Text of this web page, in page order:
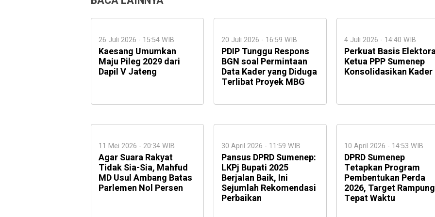
26 Juli 2026 - 15:54 WIB
Kaesang Umumkan
Maju Pileg 2029 dari
Dapil V Jateng
20 Juli 2026 - 16:59 WIB
PDIP Tunggu Respons
BGN soal Permintaan
Data Kader yang Diduga
Terlibat Proyek MBG
4 Juli 2026 - 14:40 WIB
Perkuat Basis
Ketua PPP Sumenep
Konsolidasikan Kader
11 Mei 2026 - 20:34 WIB
Agar Suara Rakyat
Tidak Sia-Sia, Mahfud
MD Usul Ambang Batas
Parlemen Nol Persen
30 April 2026 - 11:59 WIB
Pansus DPRD Sumenep:
LKPj Bupati 2025
Berjalan Baik, Ini
Sejumlah Rekomendasi
Perbaikan
10 April 2026 - 14:53 WIB
DPRD Sumenep
Tetapkan Program
Pembentukan Perda
2026, Target Rampung
Tepat Waktu